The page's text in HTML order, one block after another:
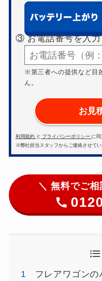
③ お電話番号を入
※第三者への提供など目
ん。
お見
利用規約 と プライバシーポリシー に同
※弊社担当スタッフからご連絡させてい
＼ 無料でご
フレアワゴン